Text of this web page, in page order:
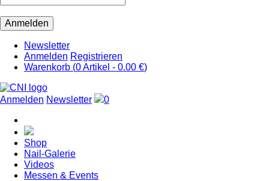
Newsletter
Anmelden Registrieren
Warenkorb (0Artikel - 0.00 €)
Anmelden Newsletter 0
Shop
Nail-Galerie
Videos
Messen & Events